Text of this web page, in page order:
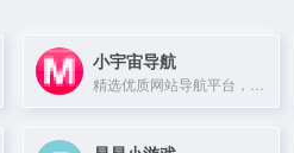
小宇宙导航